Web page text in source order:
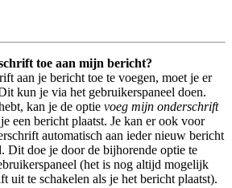
toe aan mijn bericht?
aan je bericht toe te voegen, moet je er
kun je via het gebruikerspaneel doen.
kan je de optie voeg mijn onderschrift
een bericht plaatst. Je kan er ook voor
automatisch aan ieder nieuw bericht
Dit doe je door de bijhorende optie te
(het is nog altijd mogelijk
uit te schakelen als je het bericht plaatst).